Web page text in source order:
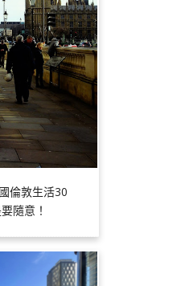
倫敦生活30
隨意！